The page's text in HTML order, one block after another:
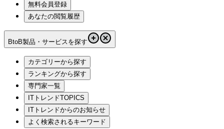
無料会員登録
あなたの閲覧履歴
BtoB製品・サービスを探す
カテゴリーから探す
ランキングから探す
専門家一覧
ITトレンドTOPICS
ITトレンドからのお知らせ
よく検索されるキーワード